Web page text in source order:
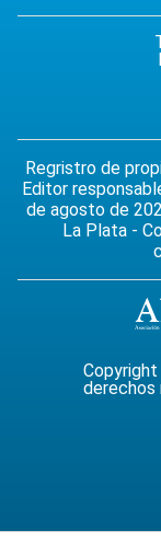
Regristro de
Editor
de agosto de
La Plata -
derechos